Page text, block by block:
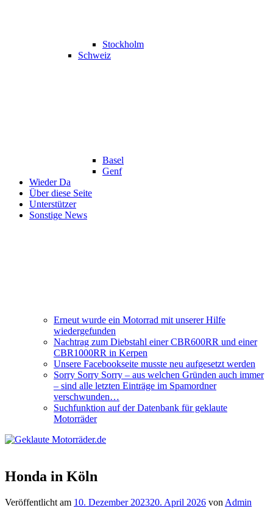
Stockholm
Schweiz
Basel
Genf
Wieder Da
Über diese Seite
Unterstützer
Sonstige News
Erneut wurde ein Motorrad mit unserer Hilfe
wiedergefunden
Nachtrag zum Diebstahl einer CBR600RR und einer
CBR1000RR in Kerpen
Unsere Facebookseite musste neu aufgesetzt werden
Sorry Sorry Sorry – aus welchen Gründen auch immer
– sind alle letzten Einträge im Spamordner
verschwunden…
Suchfunktion auf der Datenbank für geklaute
Motorräder
Honda in Köln
Veröffentlicht am 10. Dezember 202320. April 2026 von Admin